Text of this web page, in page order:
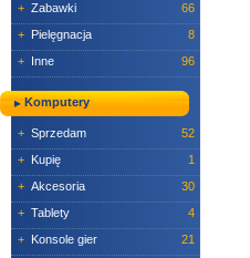
+ Zabawki
66
+ Pielęgnacja
8
+ Inne 96
Komputery
+ Sprzedam
52
+ Kupię
1
+ Akcesoria
30
+ Tablety
4
+ Konsole gier
21